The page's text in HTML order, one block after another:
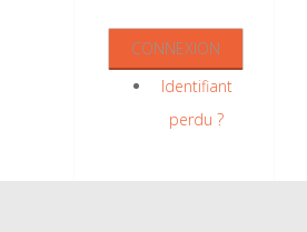
Identifiant
perdu ?